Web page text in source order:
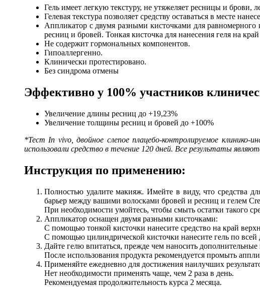
Гель имеет легкую текстуру, не утяжеляет ресницы и брови,
Гелевая текстура позволяет средству оставаться в месте
Аппликатор с двумя разными кисточками для равномерного
ресниц и бровей. Тонкая кисточка для нанесения геля на
Не содержит гормональных компонентов.
Гипоаллергенно.
Клинически протестировано.
Без синдрома отмены
Эффективно у 100% участников
Увеличение длины ресниц до +19,23%
Увеличение толщины ресниц и бровей до +100%
*Тест In vivo, двойное слепое плацебо-контролируемое
использовали средство в течение 120 дней. Все результаты
Инструкция по применению:
Полностью удалите макияж. Имейте в виду, что средства
барьер между вашими волосками бровей и ресниц и гелем
При необходимости умойтесь, чтобы смыть остатки такого
Аппликатор оснащен двумя разными кисточками:
С помощью тонкой кисточки нанесите средство на край
С помощью цилиндрической кисточки нанесите гель по всей
Дайте гелю впитаться, прежде чем наносить дополнительные
После использования продукта рекомендуется промыть
Применяйте ежедневно для достижения наилучших
Нет необходимости применять чаще, чем 2 раза в день.
Рекомендуемая продолжительность курса 2 месяца.